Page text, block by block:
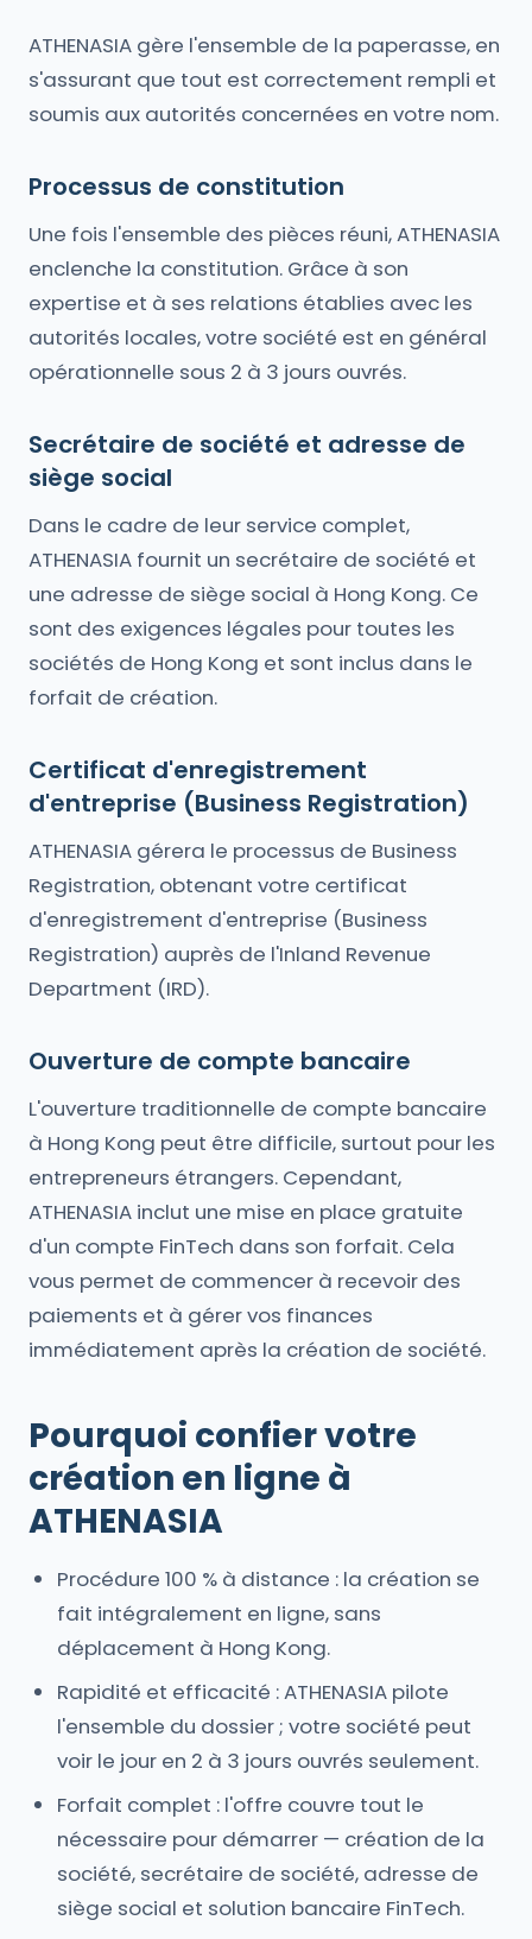
ATHENASIA gère l'ensemble de la paperasse, en
s'assurant que tout est correctement rempli et
soumis aux autorités concernées en votre nom.
Processus de constitution
Une fois l'ensemble des pièces réuni, ATHENASIA
enclenche la constitution. Grâce à son
expertise et à ses relations établies avec les
autorités locales, votre société est en général
opérationnelle sous 2 à 3 jours ouvrés.
Secrétaire de société et adresse de
siège social
Dans le cadre de leur service complet,
ATHENASIA fournit un secrétaire de société et
une adresse de siège social à Hong Kong. Ce
sont des exigences légales pour toutes les
sociétés de Hong Kong et sont inclus dans le
forfait de création.
Certificat d'enregistrement
d'entreprise (Business Registration)
ATHENASIA gérera le processus de Business
Registration, obtenant votre certificat
d'enregistrement d'entreprise (Business
Registration) auprès de l'Inland Revenue
Department (IRD).
Ouverture de compte bancaire
L'ouverture traditionnelle de compte bancaire
à Hong Kong peut être difficile, surtout pour les
entrepreneurs étrangers. Cependant,
ATHENASIA inclut une mise en place gratuite
d'un compte FinTech dans son forfait. Cela
vous permet de commencer à recevoir des
paiements et à gérer vos finances
immédiatement après la création de société.
Pourquoi confier votre
création en ligne à
ATHENASIA
Procédure 100 % à distance : la création se
fait intégralement en ligne, sans
déplacement à Hong Kong.
Rapidité et efficacité : ATHENASIA pilote
l'ensemble du dossier ; votre société peut
voir le jour en 2 à 3 jours ouvrés seulement.
Forfait complet : l'offre couvre tout le
nécessaire pour démarrer — création de la
société, secrétaire de société, adresse de
siège social et solution bancaire FinTech.